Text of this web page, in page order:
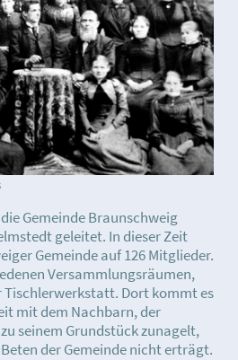
Gemeinde Braunschweig
geleitet. In dieser Zeit
Gemeinde auf 126 Mitglieder.
Versammlungsräumen,
Tischlerwerkstatt. Dort kommt es
mit dem Nachbarn, der
seinem Grundstück zunagelt,
der Gemeinde nicht erträgt.